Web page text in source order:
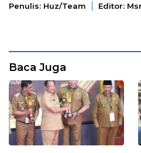
Penulis: Huz/team Editor: Msr
Baca Juga